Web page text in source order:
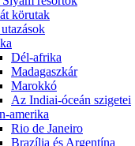
körutak
Dél-afrika
Madagaszkár
Marokkó
Az Indiai-óceán szigetei
amerika
Rio de Janeiro
Brazília és Argentína